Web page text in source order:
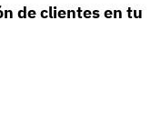
de clientes en tu